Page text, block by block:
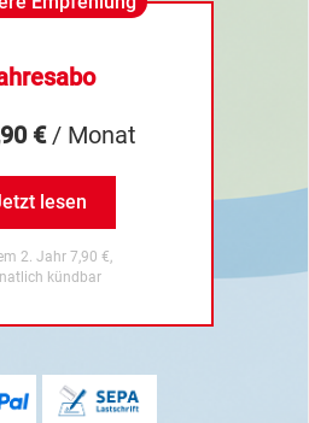
€/ Monat
lesen
2. Jahr 7,90 €,
kündbar